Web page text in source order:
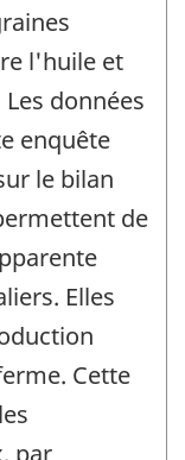
l'huile et
données
enquête
le bilan
de
Elles
Cette
par